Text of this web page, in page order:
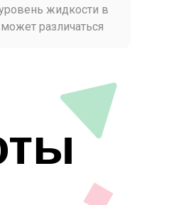
жидкости в
различаться